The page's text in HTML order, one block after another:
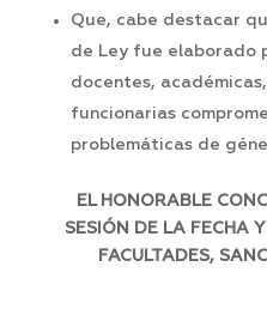
Que, cabe destacar
de Ley fue elaborado
docentes,
funcionarias
problemáticas de
EL HONORABLE
SESIÓN DE LA FECHA
FACULTADES,